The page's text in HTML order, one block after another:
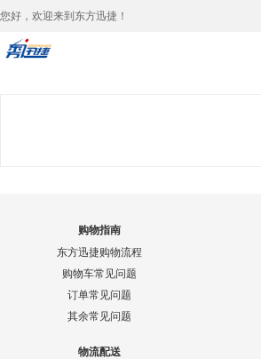
您好，欢迎来到东方迅捷！
购物指南
东方迅捷购物流程
购物车常见问题
订单常见问题
其余常见问题
物流配送